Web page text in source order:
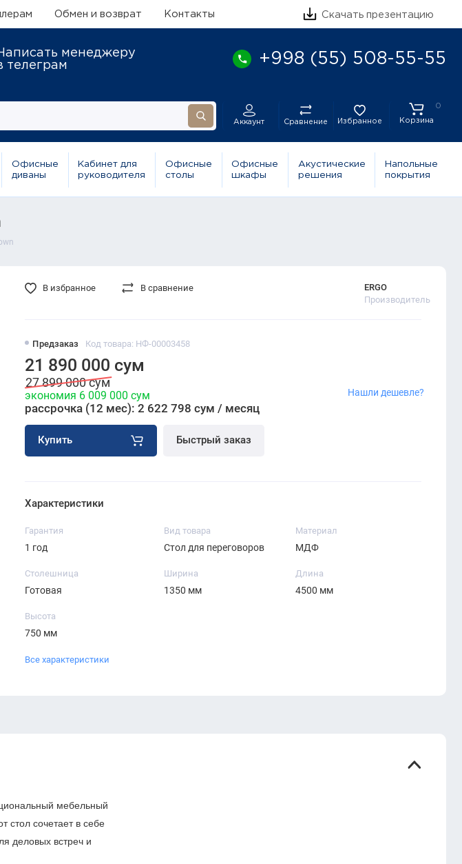
Обмен и возврат Контакты Скачать презентацию
менеджеру
телеграм
+998 (55) 508-55-55
Аккаунт Сравнение Избранное
0
Корзина
Офисные
диваны
Кабинет для
руководителя
Офисные
столы
Офисные
шкафы
Акустические
решения
Напольные
покрытия
Предзаказ Код товара: НФ-00003458
ERGO
Производитель
21 890 000 сум
27 899 000 сум
экономия 6 009 000 сум
рассрочка (12 мес): 2 622 798 сум / месяц
Купить Быстрый заказ
Нашли дешевле?
В избранное В сравнение
Характеристики
Гарантия
1 год
Вид товара
Стол для переговоров
Материал
МДФ
Столешница
Готовая
Ширина
1350 мм
Длина
4500 мм
Высота
750 мм
Все характеристики
мебельный
стол сочетает в себе
деловых встреч и